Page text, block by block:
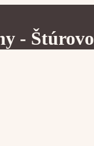
- Štúrovo